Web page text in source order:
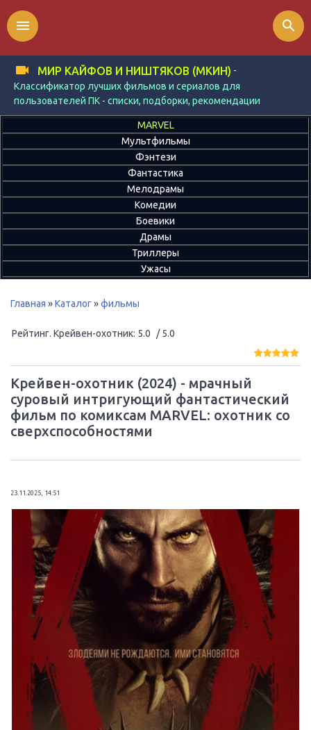
МИР КАЙФОВ И НИШТЯКОВ (МКИН) -
Классификатор лучших фильмов и сериалов для
пользователей ПК - списки, подборки, рекомендации
menu search
MARVEL
Мультфильмы
Фэнтези
Фантастика
Мелодрамы
Комедии
Боевики
Драмы
Триллеры
Ужасы
Главная »Каталог»фильмы
Рейтинг. Крейвен-охотник: 5.0 / 5.0
Крейвен-охотник (2024) - мрачный
суровый интригующий фантастический
фильм по комиксам MARVEL: охотник со
сверхспособностями
23.11.2025, 14:51